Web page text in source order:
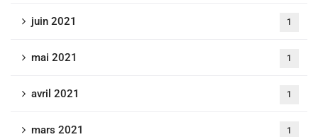
juin 2021 1
mai 2021 1
avril 2021 1
mars 2021 1